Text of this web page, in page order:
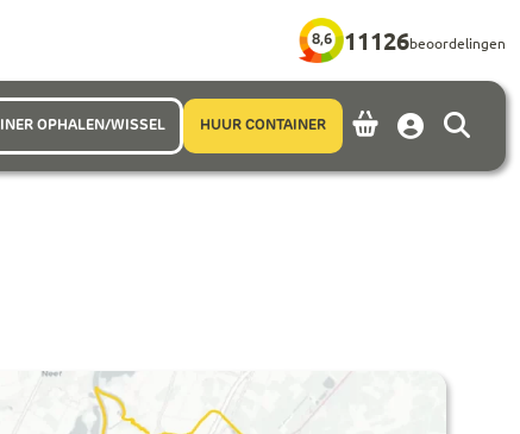
8,6 11126beoordelingen
OPHALEN/WISSEL HUUR CONTAINER Account